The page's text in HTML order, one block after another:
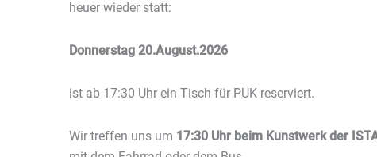
heuer wieder statt:
Donnerstag 20.August.2026
ist ab 17:30 Uhr ein Tisch für PUK reserviert.
Wir treffen uns um 17:30 Uhr beim Kunstwerk der